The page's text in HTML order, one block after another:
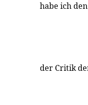
habe ich
der Critik